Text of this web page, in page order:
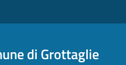
di Grottaglie